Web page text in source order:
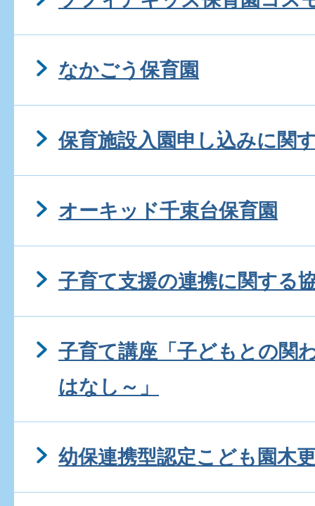
なかごう保育園
保育施設入園申し込みに関
オーキッド千束台保育園
子育て支援の連携に関する
子育て講座「子どもとの関
はなし～」
幼保連携型認定こども園木